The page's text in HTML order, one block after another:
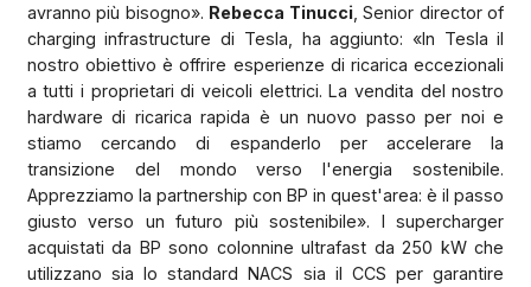
avranno più bisogno». Rebecca Tinucci, Senior director of
charging infrastructure di Tesla, ha aggiunto: «In Tesla il
nostro obiettivo è offrire esperienze di ricarica eccezionali
a tutti i proprietari di veicoli elettrici. La vendita del nostro
hardware di ricarica rapida è un nuovo passo per noi e
stiamo cercando di espanderlo per accelerare la
transizione del mondo verso l'energia sostenibile.
Apprezziamo la partnership con BP in quest'area: è il passo
giusto verso un futuro più sostenibile». I supercharger
acquistati da BP sono colonnine ultrafast da 250 kW che
utilizzano sia lo standard NACS sia il CCS per garantire